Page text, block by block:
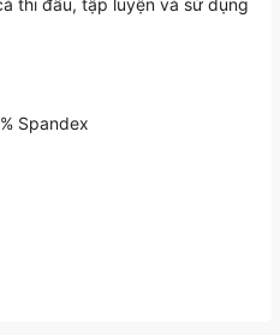
thi đấu, tập luyện và sử dụng
Spandex